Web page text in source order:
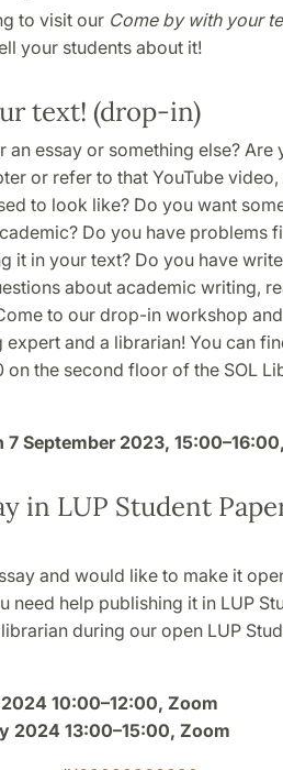
to visit our Come by with your
your students about it!
text! (drop-in)
an essay or something else? Are
or refer to that YouTube video,
to look like? Do you want
Do you have problems
it in your text? Do you have
about academic writing,
to our drop-in workshop
and a librarian! You can
on the second floor of the SOL
September 2023,
in LUP Student
and would like to make it
need help publishing it in LUP
during our open LUP
10:00–12:00, Zoom
2024 13:00–15:00, Zoom